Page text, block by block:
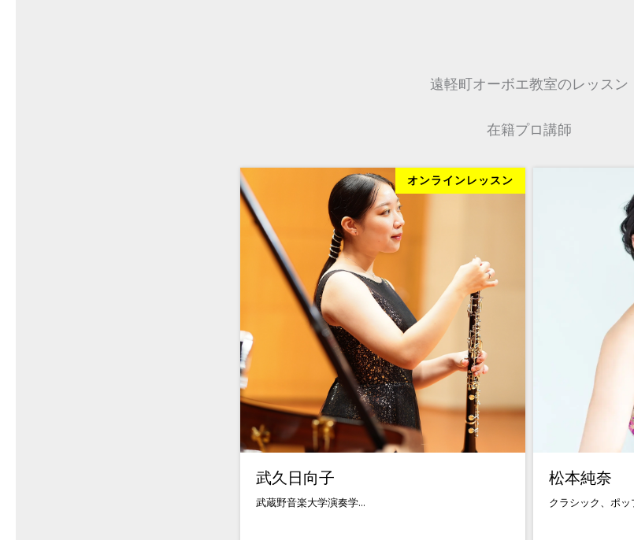
遠軽町オーボエ教室のレッスン
在籍プロ講師
オンラインレッスン
武久日向子
武蔵野音楽大学演奏学...
松本純奈
クラシック、ポッ